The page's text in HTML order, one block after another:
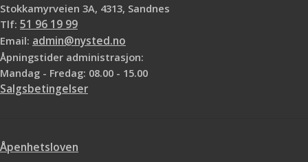
Stokkamyrveien 3A, 4313, Sandnes
Tlf: 51 96 19 99
Email: admin@nysted.no
Åpningstider administrasjon:
Mandag - Fredag: 08.00 - 15.00
Salgsbetingelser
Åpenhetsloven